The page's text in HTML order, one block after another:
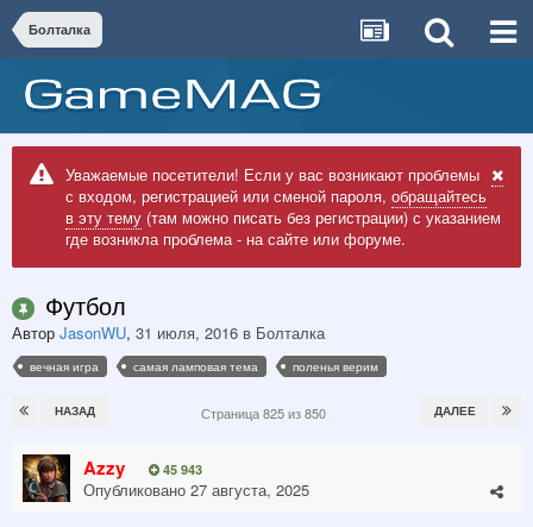
Болталка
Уважаемые посетители! Если у вас возникают проблемы
с входом, регистрацией или сменой пароля, обращайтесь
в эту тему (там можно писать без регистрации) с указанием
где возникла проблема - на сайте или форуме.
Футбол
Автор JasonWU, 31 июля, 2016 в Болталка
вечная игра самая ламповая тема поленья верим
НАЗАД ДАЛЕЕ
Страница 825 из 850
Azzy 45 943
Опубликовано 27 августа, 2025